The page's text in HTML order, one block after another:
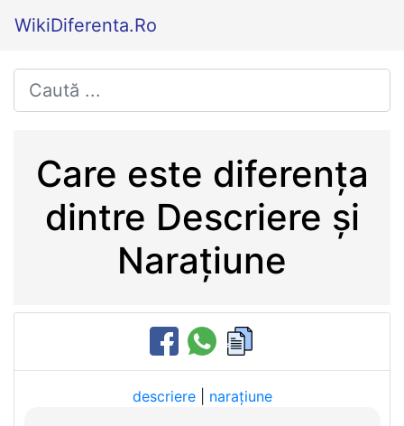
WikiDiferenta.Ro
Care este diferența
dintre Descriere și
Narațiune
descriere| narațiune